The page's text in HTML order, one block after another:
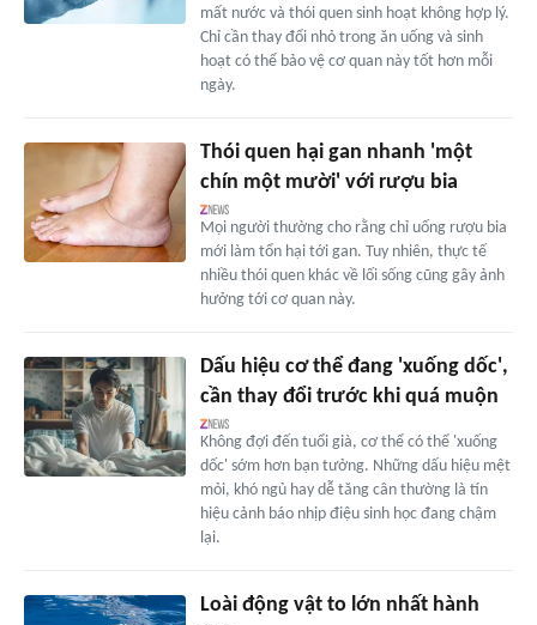
mất nước và thói quen sinh hoạt không hợp lý.
Chỉ cần thay đổi nhỏ trong ăn uống và sinh
hoạt có thể bảo vệ cơ quan này tốt hơn mỗi
ngày.
Thói quen hại gan nhanh 'một
chín một mười' với rượu bia
Mọi người thường cho rằng chỉ uống rượu bia
mới làm tổn hại tới gan. Tuy nhiên, thực tế
nhiều thói quen khác về lối sống cũng gây ảnh
hưởng tới cơ quan này.
Dấu hiệu cơ thể đang 'xuống dốc',
cần thay đổi trước khi quá muộn
Không đợi đến tuổi già, cơ thể có thể 'xuống
dốc' sớm hơn bạn tưởng. Những dấu hiệu mệt
mỏi, khó ngủ hay dễ tăng cân thường là tín
hiệu cảnh báo nhịp điệu sinh học đang chậm
lại.
Loài động vật to lớn nhất hành